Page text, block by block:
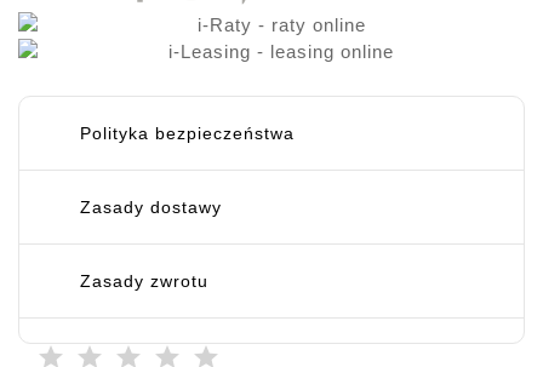
Polityka bezpieczeństwa
Zasady dostawy
Zasady zwrotu